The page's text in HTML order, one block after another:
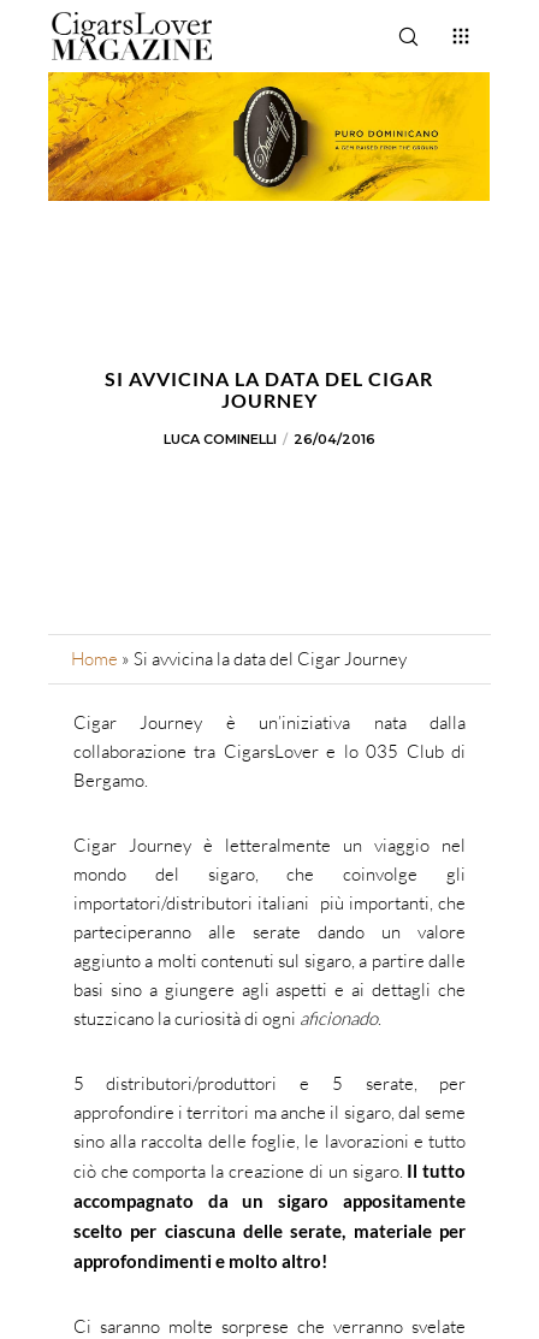
SI AVVICINA LA DATA DEL CIGAR
JOURNEY
LUCA COMINELLI 26/04/2016
Home » Si avvicina la data del Cigar Journey
Cigar Journey è un’iniziativa nata dalla
collaborazione tra CigarsLover e lo 035 Club di
Bergamo.
Cigar Journey è letteralmente un viaggio nel
mondo del sigaro, che coinvolge gli
importatori/distributori italiani più importanti, che
parteciperanno alle serate dando un valore
aggiunto a molti contenuti sul sigaro, a partire dalle
basi sino a giungere agli aspetti e ai dettagli che
stuzzicano la curiosità di ogni aficionado.
5 distributori/produttori e 5 serate, per
approfondire i territori ma anche il sigaro, dal seme
sino alla raccolta delle foglie, le lavorazioni e tutto
ciò che comporta la creazione di un sigaro. Il tutto
accompagnato da un sigaro appositamente
scelto per ciascuna delle serate, materiale per
approfondimenti e molto altro!
Ci saranno molte sorprese che verranno svelate